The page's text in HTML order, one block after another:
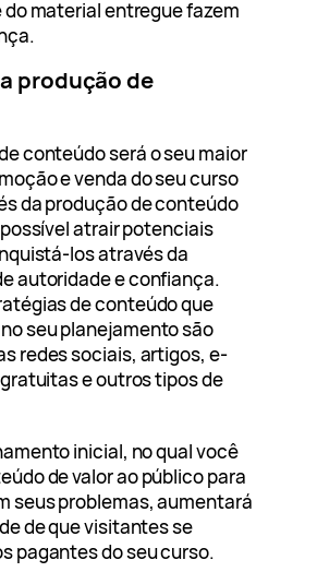
do material entregue fazem
produção de
conteúdo será o seu maior
e venda do seu curso
da produção de conteúdo
atrair potenciais
los através da
autoridade e confiança.
de conteúdo que
seu planejamento são
redes sociais, artigos, e-
e outros tipos de
inicial, no qual você
de valor ao público para
seus problemas, aumentará
de que visitantes se
pagantes do seu curso.